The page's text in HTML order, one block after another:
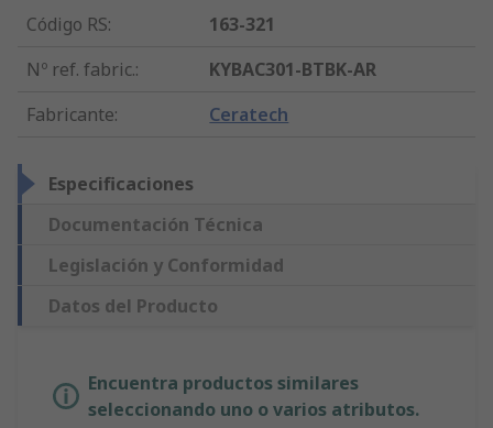
Código RS:
163-321
Nº ref. fabric.:
KYBAC301-BTBK-AR
Fabricante: Ceratech
Especificaciones
Documentación Técnica
Legislación y Conformidad
Datos del Producto
Encuentra productos similares
seleccionando uno o varios atributos.